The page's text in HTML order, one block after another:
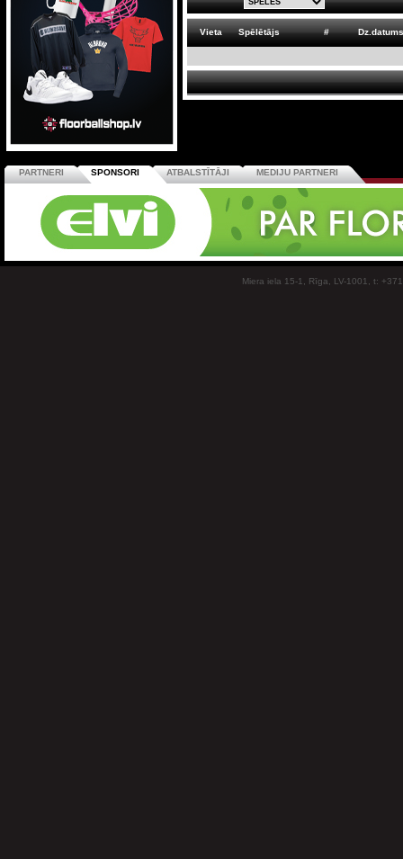
Vieta Spēlētājs # Dz.datums
PARTNERI SPONSORI ATBALSTĪTĀJI MEDIJU PARTNERI
Miera iela 15-1, Rīga, LV-1001, t: